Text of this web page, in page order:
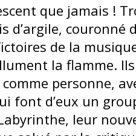
que jamais !
couronné
de la
la flamme.
personne,
font d’eux un
leur